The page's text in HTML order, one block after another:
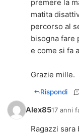
premere la
matita
percorso al
bisogna fare
e come si fa
Grazie mille.
Rispondi
Alex8517 anni
Ragazzi sara